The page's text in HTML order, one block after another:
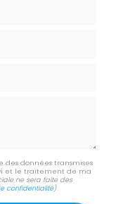
des données transmises
et le traitement de ma
ne sera faite des
confidentialité)